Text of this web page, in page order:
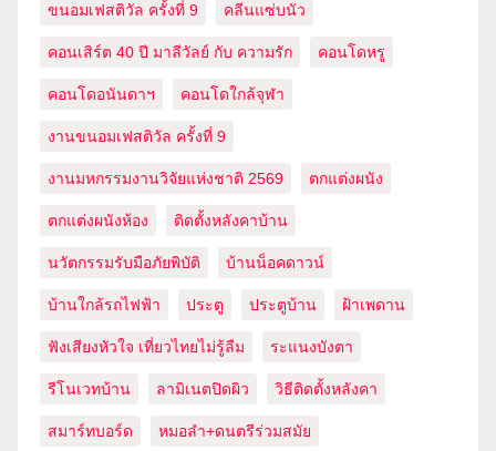
ขนอมเฟสติวัล ครั้งที่ 9 คลีนแซ่บนัว
คอนเสิร์ต 40 ปี มาลีวัลย์ กับ ความรัก คอนโดหรู
คอนโดอนันดาฯ คอนโดใกล้จุฬา
งานขนอมเฟสติวัล ครั้งที่ 9
งานมหกรรมงานวิจัยแห่งชาติ 2569 ตกแต่งผนัง
ตกแต่งผนังห้อง ติดตั้งหลังคาบ้าน
นวัตกรรมรับมือภัยพิบัติ บ้านน็อคดาวน์
บ้านใกล้รถไฟฟ้า ประตู ประตูบ้าน ฝ้าเพดาน
ฟังเสียงหัวใจ เที่ยวไทยไม่รู้ลืม ระแนงบังตา
รีโนเวทบ้าน ลามิเนตปิดผิว วิธีติดตั้งหลังคา
สมาร์ทบอร์ด หมอลำ+ดนตรีร่วมสมัย